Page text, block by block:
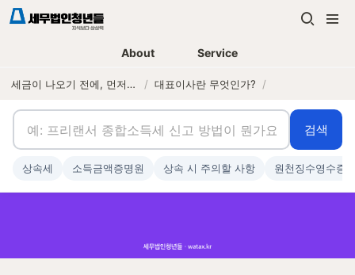
About Service
세금이 나오기 전에, 먼저 연락하는 세무법인 / 대표이사란 무엇인가? /
검색
상속세 소득금액증명원 상속 시 주의할 사항 원천징수영수증